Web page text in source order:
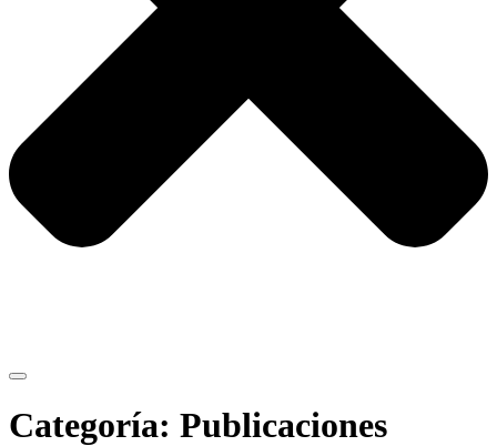
Categoría: Publicaciones